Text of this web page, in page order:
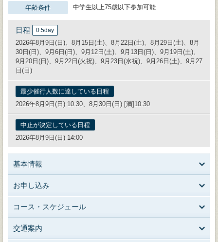
年齢条件 中学生以上75歳以下参加可能
日程 0.5day
2026年8月9日(日)、8月15日(土)、8月22日(土)、8月29日(土)、8月
30日(日)、9月6日(日)、9月12日(土)、9月13日(日)、9月19日(土)、
9月20日(日)、9月22日(火祝)、9月23日(水祝)、9月26日(土)、9月27
日(日)
最少催行人数に達している日程
2026年8月9日(日) 10:30、8月30日(日) [満]10:30
中止が決定している日程
2026年8月9日(日) 14:00
基本情報
お申し込み
コース・スケジュール
交通案内